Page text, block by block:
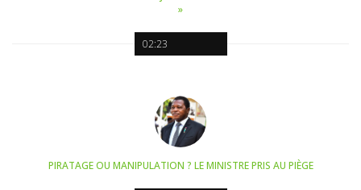
02:23
»
PIRATAGE OU MANIPULATION ? LE MINISTRE PRIS AU PIÈGE